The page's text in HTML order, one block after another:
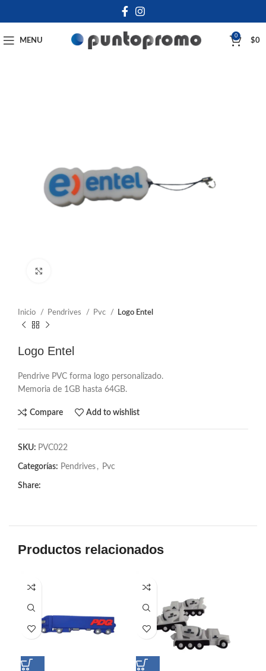
MENU
0
$0
Inicio Pendrives Pvc Logo Entel
Logo Entel
Pendrive PVC forma logo personalizado.
Memoria de 1GB hasta 64GB.
Compare Add to wishlist
SKU: PVC022
Categorías: Pendrives , Pvc
Share:
Productos relacionados